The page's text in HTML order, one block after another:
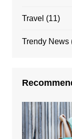
Travel (11)
Trendy News